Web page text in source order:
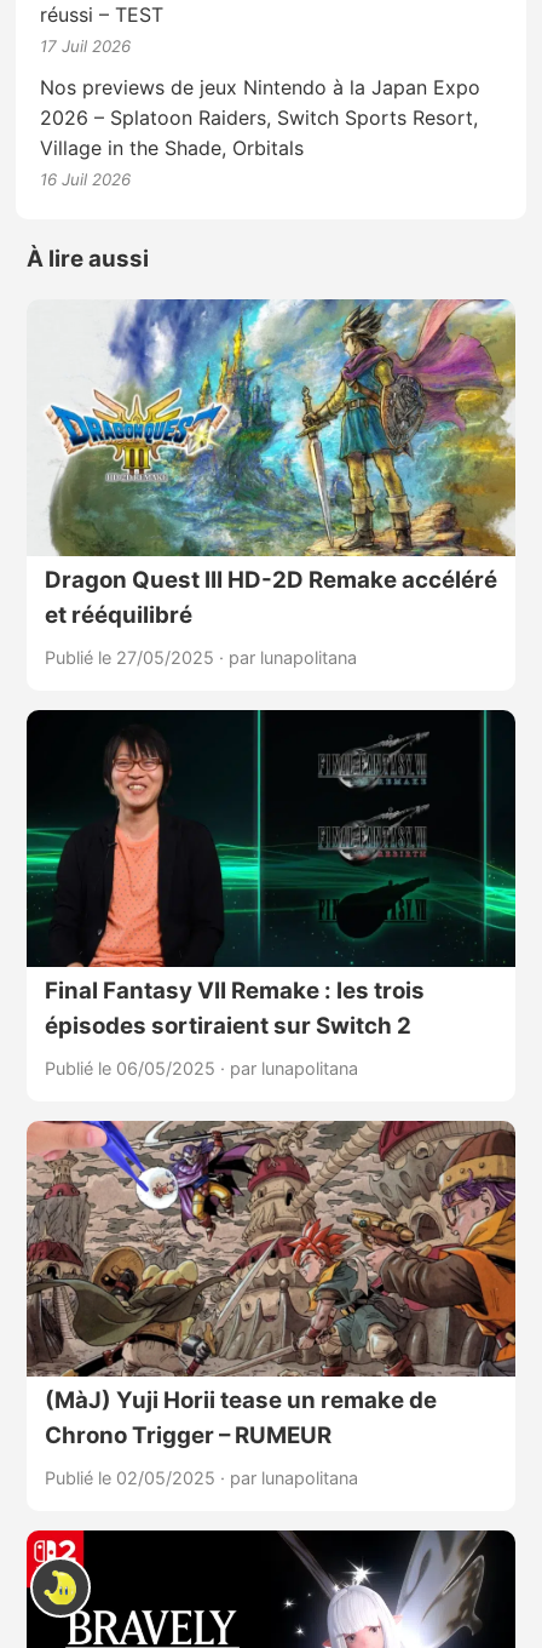
réussi – TEST
17 Juil 2026
Nos previews de jeux Nintendo à la Japan Expo
2026 – Splatoon Raiders, Switch Sports Resort,
Village in the Shade, Orbitals
16 Juil 2026
À lire aussi
Dragon Quest III HD-2D Remake accéléré
et rééquilibré
Publié le 27/05/2025 · par lunapolitana
Final Fantasy VII Remake : les trois
épisodes sortiraient sur Switch 2
Publié le 06/05/2025 · par lunapolitana
(MàJ) Yuji Horii tease un remake de
Chrono Trigger – RUMEUR
Publié le 02/05/2025 · par lunapolitana